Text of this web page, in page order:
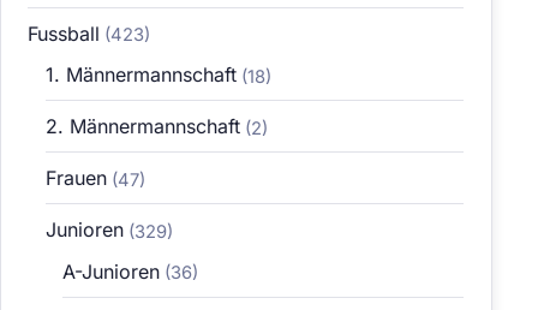
Fussball (423)
1. Männermannschaft(18)
2. Männermannschaft(2)
Frauen(47)
Junioren(329)
A-Junioren (36)